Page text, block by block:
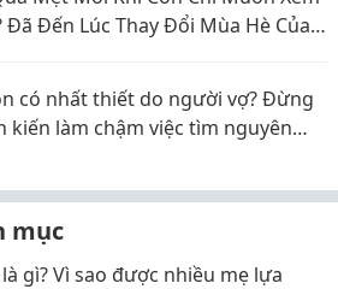
Đã Đến Lúc Thay Đổi Mùa Hè Của
có nhất thiết do người vợ? Đừng
kiến làm chậm việc tìm nguyên
mục
gì? Vì sao được nhiều mẹ lựa